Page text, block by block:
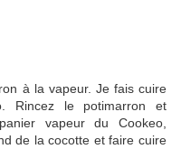
à la vapeur. Je fais cuire
Rincez le potimarron et
vapeur du Cookeo,
de la cocotte et faire cuire